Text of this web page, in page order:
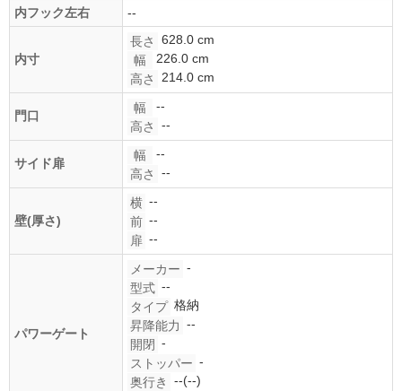
内フック左右
--
内寸
長さ
628.0 cm
幅
226.0 cm
高さ
214.0 cm
門口
幅
--
高さ
--
サイド扉
幅
--
高さ
--
壁(厚さ)
横 --
前 --
扉 --
パワーゲート
メーカー -
型式 --
タイプ 格納
昇降能力 --
開閉 -
ストッパー -
奥行き
--(--)